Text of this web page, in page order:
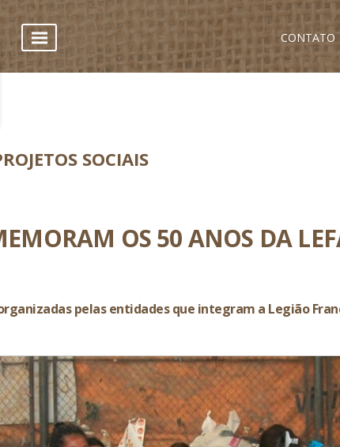
CONTATO
SOCIAIS
OS 50 ANOS DA
pelas entidades que integram a Legião